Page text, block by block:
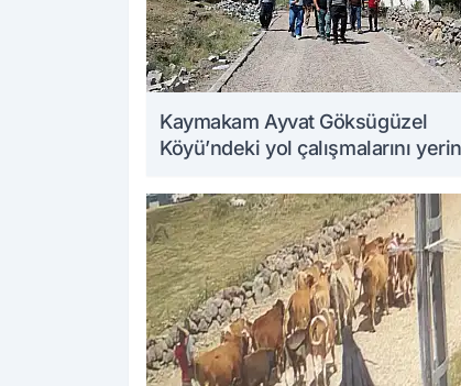
Kaymakam Ayvat Göksügüzel
Köyü’ndeki yol çalışmalarını